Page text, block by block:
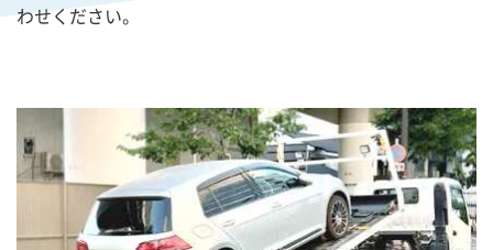
わせください。